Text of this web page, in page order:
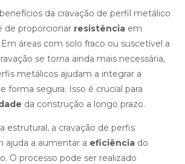
da cravação de perfil metálico
de proporcionar resistência em
áreas com solo fraco ou suscetível a
se torna ainda mais necessária,
metálicos ajudam a integrar a
forma segura. Isso é crucial para
da construção a longo prazo.
estrutural, a cravação de perfis
ajuda a aumentar a eficiência do
O processo pode ser realizado